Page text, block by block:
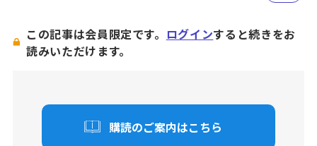
この記事は会員限定です。 ログインすると続きをお
読みいただけます。
購読のご案内はこちら